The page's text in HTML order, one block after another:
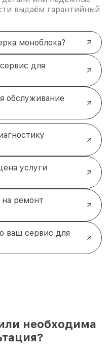
1к1. Мы готовы
выдаём гарантийный
моноблока?
для
обслуживание
услуги
ремонт
ваш сервис для
необходима